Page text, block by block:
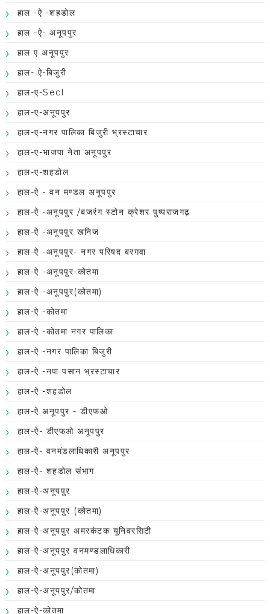
हाल -ऐ -शहडोल
हाल -ऐ- अनूपपुर
हाल ए अनूपपुर
हाल- ऐ-बिजुरी
हाल-ए-Secl
हाल-ए-अनूपपुर
हाल-ए-नगर पालिका बिजुरी भ्रस्टाचार
हाल-ए-भाजपा नेता अनूपपुर
हाल-ए-शहडोल
हाल-ऐ - वन मण्डल अनूपपुर
हाल-ऐ -अनूपपुर /बजरंग स्टोन क्रेशर पुष्पराजगढ़
हाल-ऐ -अनूपपुर खनिज
हाल-ऐ -अनूपपुर- नगर परिषद बरगवा
हाल-ऐ -अनूपपुर-कोतमा
हाल-ऐ -अनूपपुर(कोतमा)
हाल-ऐ -कोतमा
हाल-ऐ -कोतमा नगर पालिका
हाल-ऐ -नगर पालिका बिजुरी
हाल-ऐ -नपा पसान भ्रस्टाचार
हाल-ऐ -शहडोल
हाल-ऐ अनूपपुर - डीएफओ
हाल-ऐ- डीएफओ अनूपपुर
हाल-ऐ- वनमंडलाधिकारी अनूपपुर
हाल-ऐ- शहडोल संभाग
हाल-ऐ-अनूपपुर
हाल-ऐ-अनूपपुर (कोतमा)
हाल-ऐ-अनूपपुर अमरकंटक यूनिवरसिटी
हाल-ऐ-अनूपपुर वनमण्डलाधिकारी
हाल-ऐ-अनूपपुर(कोतमा)
हाल-ऐ-अनूपपुर/कोतमा
हाल-ऐ-कोतमा